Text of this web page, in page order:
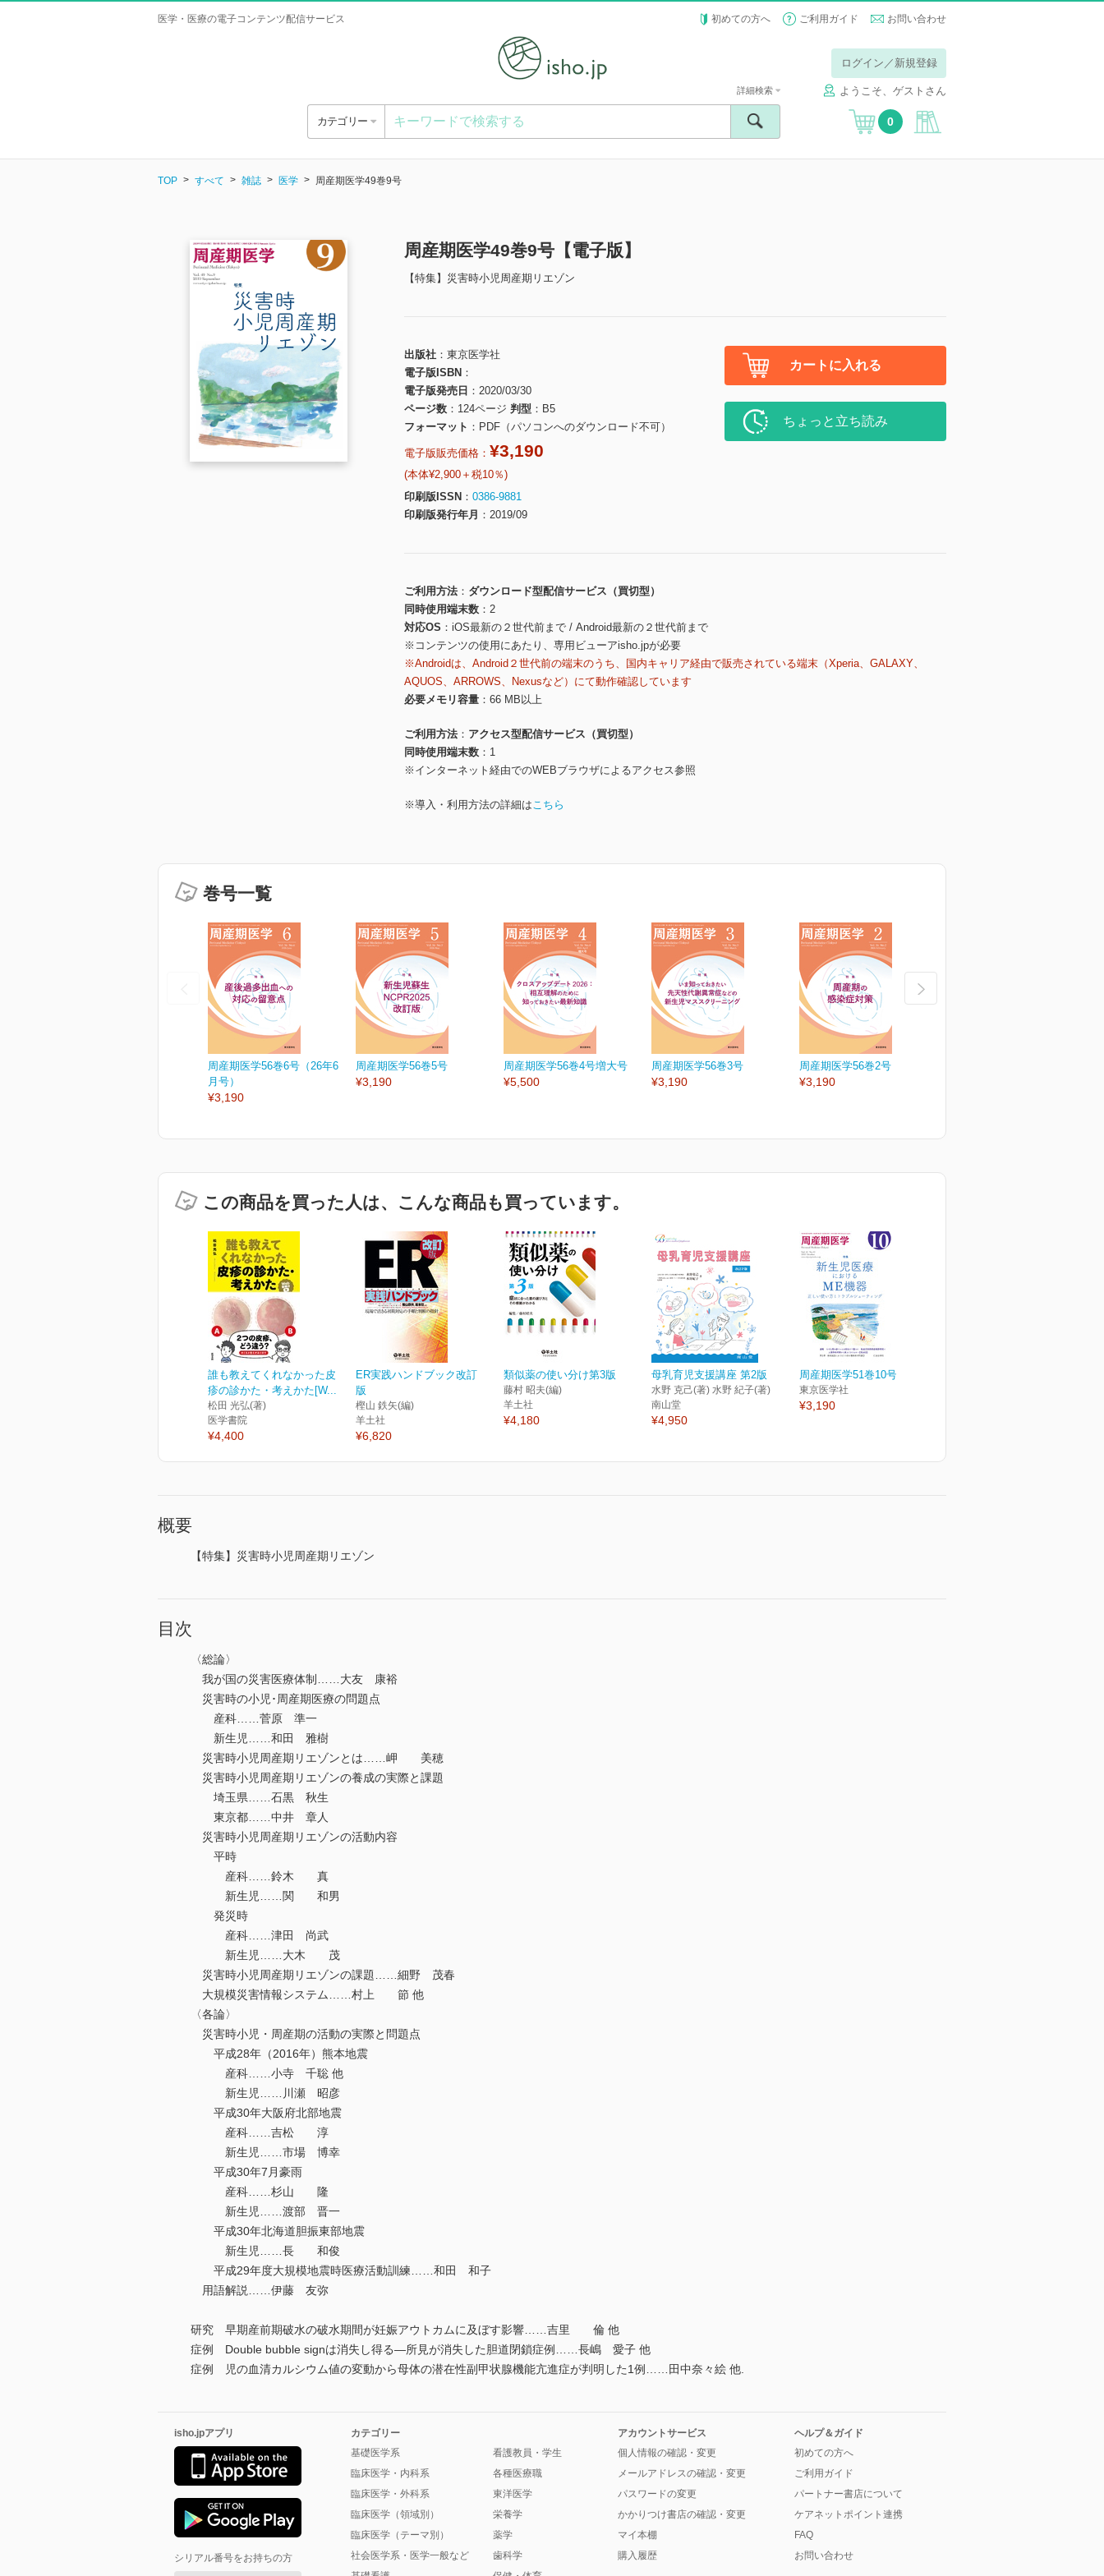
医学・医療の電子コンテンツ配信サービス 初めての方へ ご利用ガイド お問い合わせ
ログイン／新規登録
ようこそ、ゲストさん
カテゴリー
詳細検索
0
TOP すべて 雑誌 医学 周産期医学49巻9号
周産期医学49巻9号【電子版】
【特集】災害時小児周産期リエゾン
出版社
東京医学社
電子版ISBN
電子版発売日
2020/03/30
ページ数
124ページ 判型
B5
フォーマット
PDF（パソコンへのダウンロード不可）
電子版販売価格： ¥3,190
(本体¥2,900＋税10％)
印刷版ISSN
0386-9881
印刷版発行年月
2019/09
カートに入れる
ちょっと立ち読み
ご利用方法
ダウンロード型配信サービス（買切型）
同時使用端末数
2
対応OS
iOS最新の２世代前まで / Android最新の２世代前まで
※コンテンツの使用にあたり、専用ビューアisho.jpが必要
※Androidは、Android２世代前の端末のうち、国内キャリア経由で販売されている端末（Xperia、GALAXY、
AQUOS、ARROWS、Nexusなど）にて動作確認しています
必要メモリ容量
66 MB以上
ご利用方法
アクセス型配信サービス（買切型）
同時使用端末数
1
※インターネット経由でのWEBブラウザによるアクセス参照
※導入・利用方法の詳細はこちら
巻号一覧
周産期医学56巻6号（26年6
月号）
¥3,190
周産期医学56巻5号
¥3,190
周産期医学56巻4号増大号
¥5,500
周産期医学56巻3号
¥3,190
周産期医学56巻2号
¥3,190
この商品を買った人は、こんな商品も買っています。
誰も教えてくれなかった皮
疹の診かた・考えかた[W...
松田 光弘(著)
医学書院
¥4,400
ER実践ハンドブック改訂
版
樫山 鉄矢(編)
羊土社
¥6,820
類似薬の使い分け第3版
藤村 昭夫(編)
羊土社
¥4,180
母乳育児支援講座 第2版
水野 克己(著) 水野 紀子(著)
南山堂
¥4,950
周産期医学51巻10号
東京医学社
¥3,190
概要
【特集】災害時小児周産期リエゾン
目次
〈総論〉
我が国の災害医療体制……大友 康裕
災害時の小児･周産期医療の問題点
産科……菅原 準一
新生児……和田 雅樹
災害時小児周産期リエゾンとは……岬 美穂
災害時小児周産期リエゾンの養成の実際と課題
埼玉県……石黒 秋生
東京都……中井 章人
災害時小児周産期リエゾンの活動内容
平時
産科……鈴木 真
新生児……関 和男
発災時
産科……津田 尚武
新生児……大木 茂
災害時小児周産期リエゾンの課題……細野 茂春
大規模災害情報システム……村上 節 他
〈各論〉
災害時小児・周産期の活動の実際と問題点
平成28年（2016年）熊本地震
産科……小寺 千聡 他
新生児……川瀬 昭彦
平成30年大阪府北部地震
産科……吉松 淳
新生児……市場 博幸
平成30年7月豪雨
産科……杉山 隆
新生児……渡部 晋一
平成30年北海道胆振東部地震
新生児……長 和俊
平成29年度大規模地震時医療活動訓練……和田 和子
用語解説……伊藤 友弥
研究 早期産前期破水の破水期間が妊娠アウトカムに及ぼす影響……吉里 倫 他
症例 Double bubble signは消失し得る―所見が消失した胆道閉鎖症例……長嶋 愛子 他
症例 児の血清カルシウム値の変動から母体の潜在性副甲状腺機能亢進症が判明した1例……田中奈々絵 他.
isho.jpアプリ
シリアル番号をお持ちの方
カテゴリー
基礎医学系
臨床医学・内科系
臨床医学・外科系
臨床医学（領域別）
臨床医学（テーマ別）
社会医学系・医学一般など
看護教員・学生
各種医療職
東洋医学
栄養学
薬学
歯科学
アカウントサービス
個人情報の確認・変更
メールアドレスの確認・変更
パスワードの変更
かかりつけ書店の確認・変更
マイ本棚
購入履歴
ヘルプ＆ガイド
初めての方へ
ご利用ガイド
パートナー書店について
ケアネットポイント連携
FAQ
お問い合わせ